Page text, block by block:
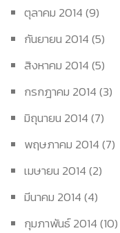
ตุลาคม 2014(9)
กันยายน 2014(5)
สิงหาคม 2014(5)
กรกฎาคม 2014(3)
มิถุนายน 2014(7)
พฤษภาคม 2014(7)
เมษายน 2014(2)
มีนาคม 2014(4)
กุมภาพันธ์ 2014(10)